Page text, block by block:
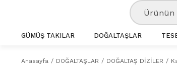
GÜMÜŞ TAKILAR DOĞALTAŞLAR
Anasayfa DOĞALTAŞLAR DOĞALTAŞ DİZİLER